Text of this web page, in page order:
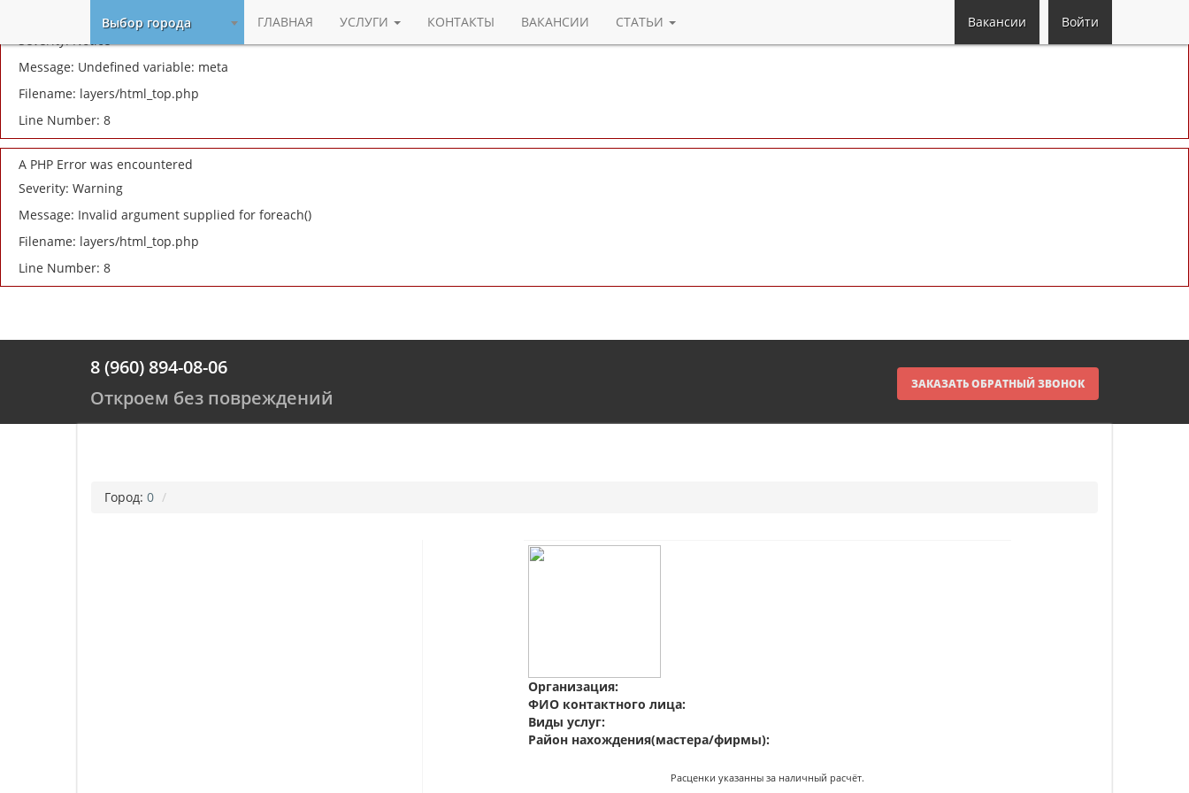
A PHP Error was encountered
Severity: Notice
Message: Undefined variable: meta
Filename: layers/html_top.php
Line Number: 8
A PHP Error was encountered
Severity: Warning
Message: Invalid argument supplied for foreach()
Filename: layers/html_top.php
Line Number: 8
Выбор города ГЛАВНАЯ УСЛУГИ КОНТАКТЫ ВАКАНСИИ СТАТЬИ Вакансии Войти
8 (960) 894-08-06
Откроем без повреждений
ЗАКАЗАТЬ ОБРАТНЫЙ ЗВОНОК
Город: 0
Организация:
ФИО контактного лица:
Виды услуг:
Район нахождения(мастера/фирмы):
Расценки указанны за наличный расчёт.